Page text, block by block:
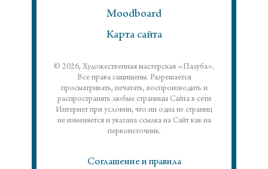
Moodboard
Карта сайта
© 2026, Художественная мастерская «Палуба».
Все права защищены. Разрешается
просматривать, печатать, воспроизводить и
распространять любые страницы Сайта в сети
Интернет при условии, что ни одна из страниц
не изменяется и указана ссылка на Сайт как на
первоисточник.
Соглашение и правила